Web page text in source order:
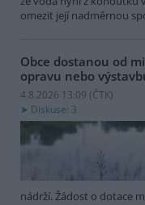
omezit její nadměrnou
Obce dostanou od
opravu nebo
4.8.2026 13:09 (ČTK)
Diskuse: 3
nádrží. Žádost o dotace